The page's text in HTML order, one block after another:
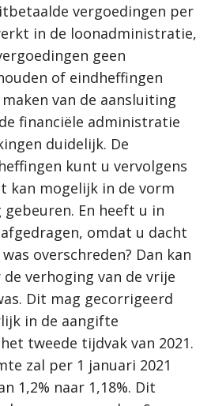
vergoedingen per
in de loonadministratie,
geen
of eindheffingen
van de aansluiting
financiële administratie
duidelijk. De
kunt u vervolgens
kan mogelijk in de vorm
En heeft u in
omdat u dacht
overschreden? Dan kan
verhoging van de vrije
Dit mag gecorrigeerd
in de aangifte
tweede tijdvak van 2021.
zal per 1 januari 2021
1,2% naar 1,18%. Dit